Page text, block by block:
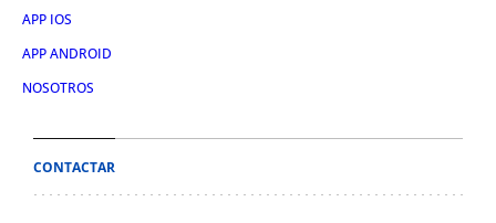
APP IOS
APP ANDROID
NOSOTROS
CONTACTAR